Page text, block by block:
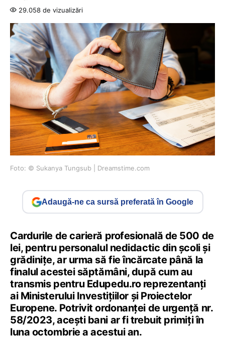
29.058 de vizualizări
Foto: © Sukanya Tungsub | Dreamstime.com
Adaugă-ne ca sursă preferată în Google
Cardurile de carieră profesională de 500 de
lei, pentru personalul nedidactic din școli și
grădinițe, ar urma să fie încărcate până la
finalul acestei săptămâni, după cum au
transmis pentru Edupedu.ro reprezentanți
ai Ministerului Investițiilor şi Proiectelor
Europene. Potrivit ordonanței de urgență nr.
58/2023, acești bani ar fi trebuit primiți în
luna octombrie a acestui an.